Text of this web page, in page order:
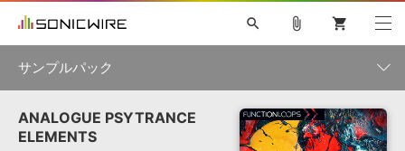
ソフト音源 »
search
初音ミク NT 鏡音リン・レン V4X 巡音ルカ V4X
MEIKO V3
KAITO V3
TOONTRACK
SPITFIRE AUDIO
attach_file shopping_cart
サンプルパック
製品一覧
ANALOGUE PSYTRANCE
ELEMENTS